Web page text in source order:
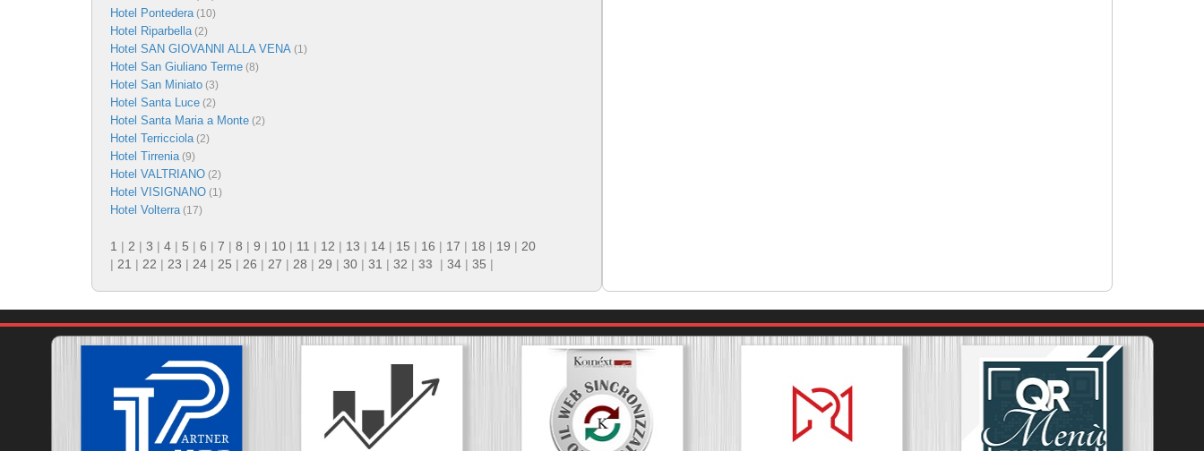
Hotel Pontedera(10)
Hotel Riparbella(2)
Hotel SAN GIOVANNI ALLA VENA (1)
Hotel San Giuliano Terme (8)
Hotel San Miniato (3)
Hotel Santa Luce (2)
Hotel Santa Maria a Monte (2)
Hotel Terricciola(2)
Hotel Tirrenia(9)
Hotel VALTRIANO (2)
Hotel VISIGNANO (1)
Hotel Volterra(17)
1 | 2 | 3 | 4 | 5 | 6 | 7 | 8 | 9 | 10 | 11 | 12 | 13 | 14 | 15 | 16 | 17 | 18 | 19 | 20
| 21 | 22 | 23 | 24 | 25 | 26 | 27 | 28 | 29 | 30 | 31 | 32 | 33 | 34 | 35 |